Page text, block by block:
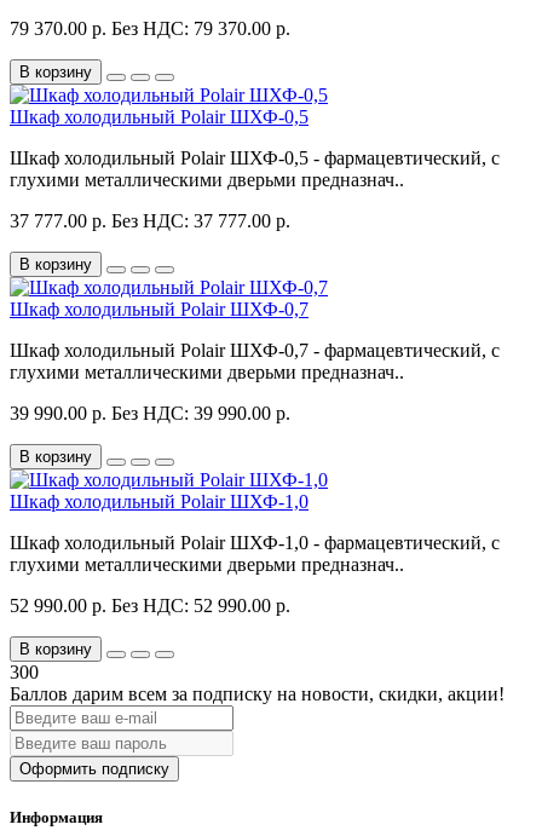
79 370.00 р. Без НДС: 79 370.00 р.
В корзину
Шкаф холодильный Polair ШХФ-0,5
Шкаф холодильный Polair ШХФ-0,5 - фармацевтический, с
глухими металлическими дверьми предназнач..
37 777.00 р. Без НДС: 37 777.00 р.
В корзину
Шкаф холодильный Polair ШХФ-0,7
Шкаф холодильный Polair ШХФ-0,7 - фармацевтический, с
глухими металлическими дверьми предназнач..
39 990.00 р. Без НДС: 39 990.00 р.
В корзину
Шкаф холодильный Polair ШХФ-1,0
Шкаф холодильный Polair ШХФ-1,0 - фармацевтический, с
глухими металлическими дверьми предназнач..
52 990.00 р. Без НДС: 52 990.00 р.
В корзину
300
Баллов дарим всем за подписку на новости, скидки, акции!
Оформить подписку
Информация